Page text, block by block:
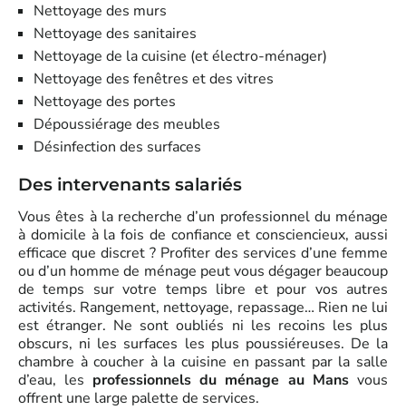
Nettoyage des murs
Nettoyage des sanitaires
Nettoyage de la cuisine (et électro-ménager)
Nettoyage des fenêtres et des vitres
Nettoyage des portes
Dépoussiérage des meubles
Désinfection des surfaces
Des intervenants salariés
Vous êtes à la recherche d’un professionnel du ménage
à domicile à la fois de confiance et consciencieux, aussi
efficace que discret ? Profiter des services d’une femme
ou d’un homme de ménage peut vous dégager beaucoup
de temps sur votre temps libre et pour vos autres
activités. Rangement, nettoyage, repassage… Rien ne lui
est étranger. Ne sont oubliés ni les recoins les plus
obscurs, ni les surfaces les plus poussiéreuses. De la
chambre à coucher à la cuisine en passant par la salle
d’eau, les professionnels du ménage au Mans vous
offrent une large palette de services.